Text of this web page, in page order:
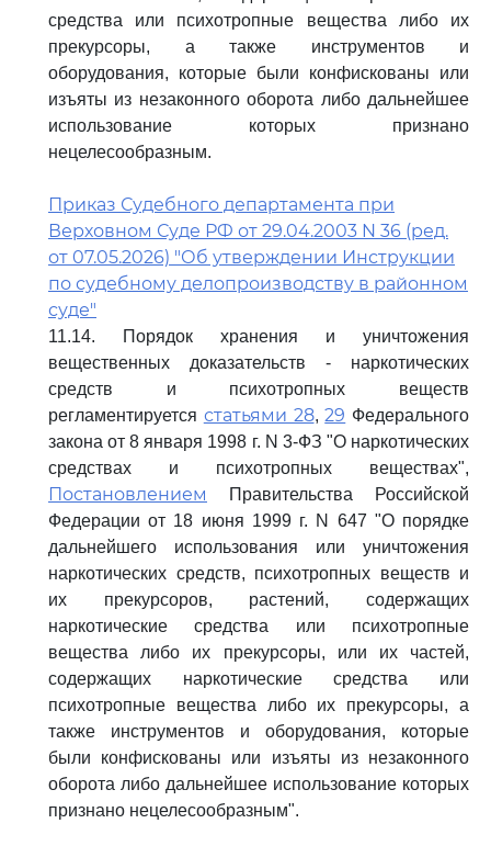
средства или психотропные вещества либо их
прекурсоры, а также инструментов и
оборудования, которые были конфискованы или
изъяты из незаконного оборота либо дальнейшее
использование которых признано
нецелесообразным.
Приказ Судебного департамента при
Верховном Суде РФ от 29.04.2003 N 36 (ред.
от 07.05.2026) "Об утверждении Инструкции
по судебному делопроизводству в районном
суде"
11.14. Порядок хранения и уничтожения
вещественных доказательств - наркотических
средств и психотропных веществ
регламентируется статьями 28,29 Федерального
закона от 8 января 1998 г. N 3-ФЗ "О наркотических
средствах и психотропных веществах",
Постановлением
Правительства Российской
Федерации от 18 июня 1999 г. N 647 "О порядке
дальнейшего использования или уничтожения
наркотических средств, психотропных веществ и
их прекурсоров, растений, содержащих
наркотические средства или психотропные
вещества либо их прекурсоры, или их частей,
содержащих наркотические средства или
психотропные вещества либо их прекурсоры, а
также инструментов и оборудования, которые
были конфискованы или изъяты из незаконного
оборота либо дальнейшее использование которых
признано нецелесообразным".